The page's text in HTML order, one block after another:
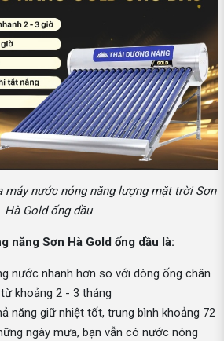
nước nóng năng lượng mặt trời Sơn
Hà Gold ống dầu
năng Sơn Hà Gold ống dầu là:
nước nhanh hơn so với dòng ống chân
khoảng 2 - 3 tháng
năng giữ nhiệt tốt, trung bình khoảng 72
ngày mưa, bạn vẫn có nước nóng